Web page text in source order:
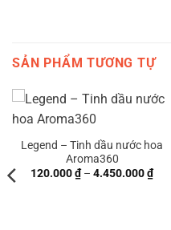
SẢN PHẨM TƯƠNG TỰ
Legend – Tinh dầu nước hoa
Aroma360
120.000₫ – 4.450.000₫
giá: